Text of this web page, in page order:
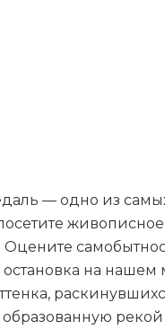
— одно из
на